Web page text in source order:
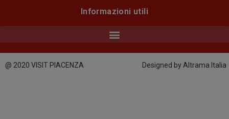
Informazioni utili
@ 2020 VISIT PIACENZA Designed by Altrama Italia